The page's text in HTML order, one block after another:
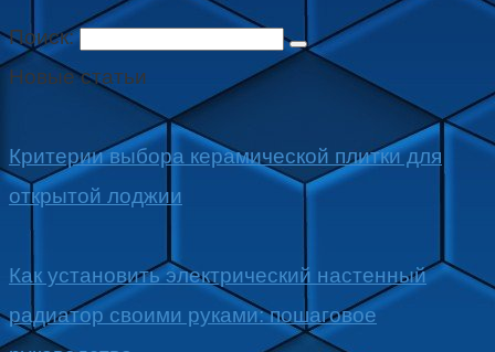
Поиск:
Новые статьи
Критерии выбора керамической плитки для
открытой лоджии
Как установить электрический настенный
радиатор своими руками: пошаговое